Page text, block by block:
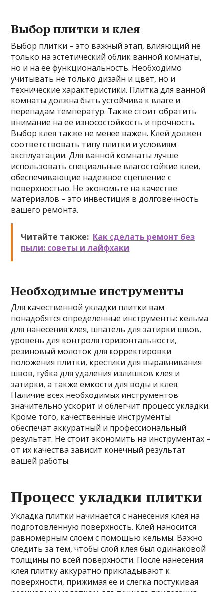
Выбор плитки и клея
Выбор плитки – это важный этап, влияющий не
только на эстетический облик ванной комнаты,
но и на ее функциональность. Необходимо
учитывать не только дизайн и цвет, но и
технические характеристики. Плитка для ванной
комнаты должна быть устойчива к влаге и
перепадам температур. Также стоит обратить
внимание на ее износостойкость и прочность.
Выбор клея также не менее важен. Клей должен
соответствовать типу плитки и условиям
эксплуатации. Для ванной комнаты лучше
использовать специальные влагостойкие клеи,
обеспечивающие надежное сцепление с
поверхностью. Не экономьте на качестве
материалов – это инвестиция в долговечность
вашего ремонта.
Читайте также: Как сделать ремонт без
пыли: советы и лайфхаки
Необходимые инструменты
Для качественной укладки плитки вам
понадобятся определенные инструменты: кельма
для нанесения клея, шпатель для затирки швов,
уровень для контроля горизонтальности,
резиновый молоток для корректировки
положения плитки, крестики для выравнивания
швов, губка для удаления излишков клея и
затирки, а также емкости для воды и клея.
Наличие всех необходимых инструментов
значительно ускорит и облегчит процесс укладки.
Кроме того, качественные инструменты
обеспечат аккуратный и профессиональный
результат. Не стоит экономить на инструментах –
от их качества зависит конечный результат
вашей работы.
Процесс укладки плитки
Укладка плитки начинается с нанесения клея на
подготовленную поверхность. Клей наносится
равномерным слоем с помощью кельмы. Важно
следить за тем, чтобы слой клея был одинаковой
толщины по всей поверхности. После нанесения
клея плитку аккуратно прикладывают к
поверхности, прижимая ее и слегка постукивая